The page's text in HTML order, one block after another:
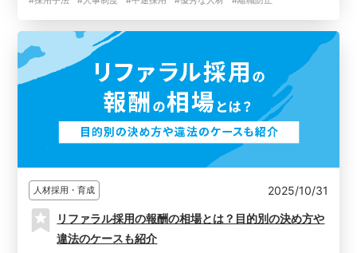
人材採用・育成 2025/10/31
リファラル採用の報酬の相場とは？目的別の決め方や
違法のケースも紹介